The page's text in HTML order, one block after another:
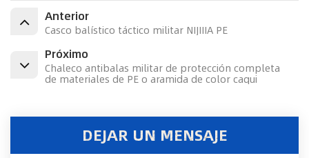
Anterior
Casco balístico táctico militar NIJIIIA PE
Próximo
Chaleco antibalas militar de protección completa
de materiales de PE o aramida de color caqui
DEJAR UN MENSAJE